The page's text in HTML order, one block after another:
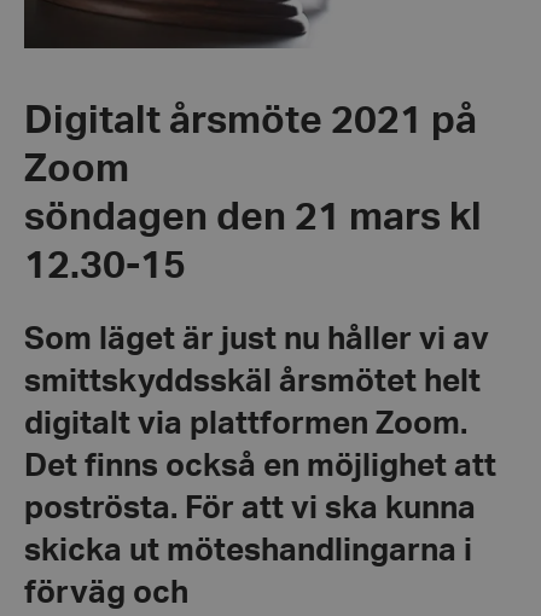
Digitalt årsmöte 2021 på
Zoom
söndagen den 21 mars kl
12.30-15
Som läget är just nu håller vi av
smittskyddsskäl årsmötet helt
digitalt via plattformen Zoom.
Det finns också en möjlighet att
poströsta. För att vi ska kunna
skicka ut möteshandlingarna i
förväg och